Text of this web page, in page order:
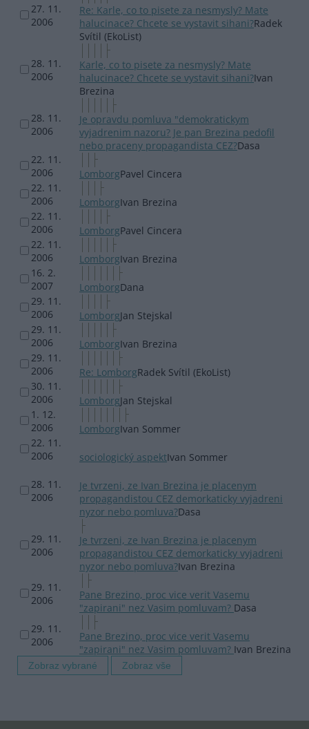
27. 11.
2006
Re: Karle, co to pisete za nesmysly? Mate
halucinace? Chcete se vystavit sihani?Radek
Svítil (EkoList)
28. 11.
2006
Karle, co to pisete za nesmysly? Mate
halucinace? Chcete se vystavit sihani?Ivan
Brezina
28. 11.
2006
Je opravdu pomluva "demokratickym
vyjadrenim nazoru? Je pan Brezina pedofil
nebo praceny propagandista CEZ?Dasa
22. 11.
2006
LomborgPavel Cincera
22. 11.
2006
LomborgIvan Brezina
22. 11.
2006
LomborgPavel Cincera
22. 11.
2006
LomborgIvan Brezina
16. 2.
2007
LomborgDana
29. 11.
2006
LomborgJan Stejskal
29. 11.
2006
LomborgIvan Brezina
29. 11.
2006
Re: LomborgRadek Svítil (EkoList)
30. 11.
2006
LomborgJan Stejskal
1. 12.
2006
LomborgIvan Sommer
22. 11.
2006
sociologický aspektIvan Sommer
28. 11.
2006
Je tvrzeni, ze Ivan Brezina je placenym
propagandistou CEZ demorkaticky vyjadreni
nyzor nebo pomluva?Dasa
29. 11.
2006
Je tvrzeni, ze Ivan Brezina je placenym
propagandistou CEZ demorkaticky vyjadreni
nyzor nebo pomluva?Ivan Brezina
29. 11.
2006
Pane Brezino, proc vice verit Vasemu
"zapirani" nez Vasim pomluvam? Dasa
29. 11.
2006
Pane Brezino, proc vice verit Vasemu
"zapirani" nez Vasim pomluvam? Ivan Brezina